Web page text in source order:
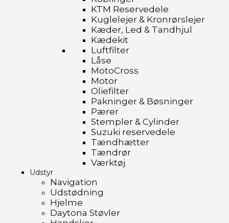
KTM Reservedele
Kuglelejer & Kronrørslejer
Kæder, Led & Tandhjul
Kædekit
Luftfilter
Låse
MotoCross
Motor
Oliefilter
Pakninger & Bøsninger
Pærer
Stempler & Cylinder
Suzuki reservedele
Tændhætter
Tændrør
Værktøj
Udstyr
Navigation
Udstødning
Hjelme
Daytona Støvler